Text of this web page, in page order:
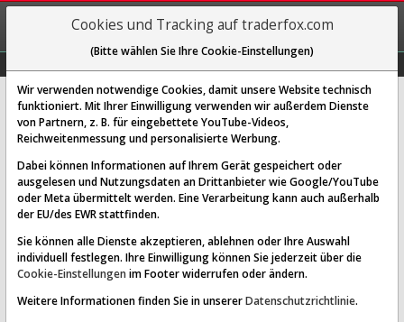
REGIS-
TRIEREN
Elevance Health Aktie: Realtime-
Kurs & Analyse (A12FMV | ANTM)
SCORING SYSTEMS:
Qualitäts-Check Dividenden-Check
Wachstums-Check
Robustheits-Check
Qualitäts-Check:Ist die Aktie zum Investieren
Infos zum Score
Cookies und Tracking auf traderfox.com
(Bitte wählen Sie Ihre Cookie-Einstellungen)
Wir verwenden notwendige Cookies, damit unsere Website technisch
funktioniert. Mit Ihrer Einwilligung verwenden wir außerdem Dienste
von Partnern, z. B. für eingebettete YouTube-Videos,
Reichweitenmessung und personalisierte Werbung.
Dabei können Informationen auf Ihrem Gerät gespeichert oder
ausgelesen und Nutzungsdaten an Drittanbieter wie Google/YouTube
oder Meta übermittelt werden. Eine Verarbeitung kann auch außerhalb
der EU/des EWR stattfinden.
Sie können alle Dienste akzeptieren, ablehnen oder Ihre Auswahl
individuell festlegen. Ihre Einwilligung können Sie jederzeit über die
Cookie-Einstellungen im Footer widerrufen oder ändern.
Weitere Informationen finden Sie in unsererDatenschutzrichtlinie.